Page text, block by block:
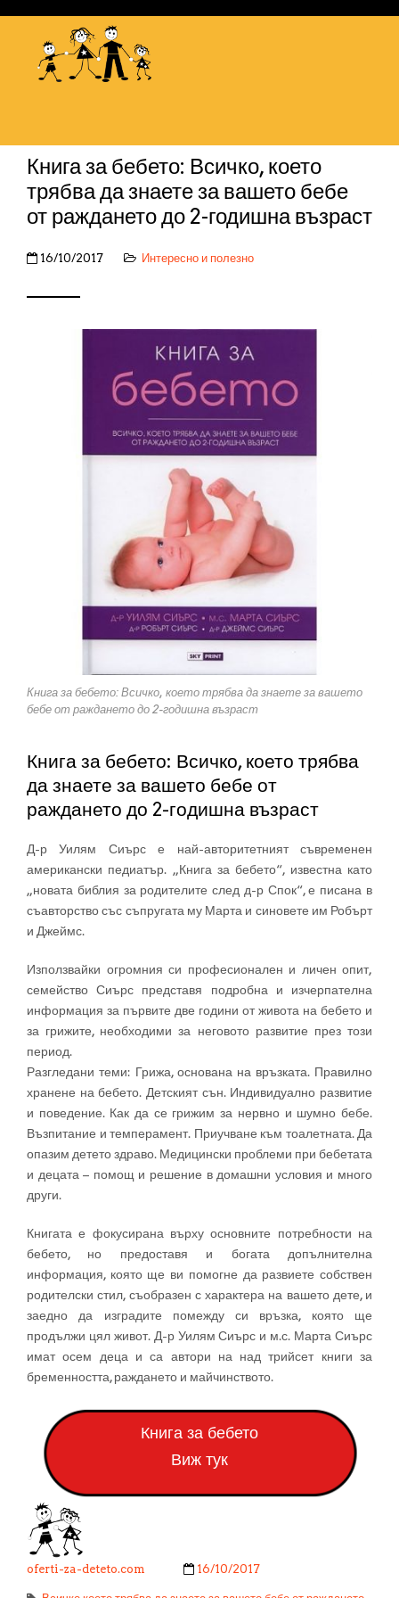
Книга за бебето: Всичко, което
трябва да знаете за вашето бебе
от раждането до 2-годишна възраст
16/10/2017 Интересно и полезно
Книга за бебето: Всичко, което трябва да знаете за вашето
бебе от раждането до 2-годишна възраст
Книга за бебето: Всичко, което трябва
да знаете за вашето бебе от
раждането до 2-годишна възраст
Д-р Уилям Сиърс е най-авторитетният съвременен
американски педиатър. „Книга за бебето“, известна като
„новата библия за родителите след д-р Спок“, е писана в
съавторство със съпругата му Марта и синовете им Робърт
и Джеймс.
Използвайки огромния си професионален и личен опит,
семейство Сиърс представя подробна и изчерпателна
информация за първите две години от живота на бебето и
за грижите, необходими за неговото развитие през този
период.
Разгледани теми: Грижа, основана на връзката. Правилно
хранене на бебето. Детският сън. Индивидуално развитие
и поведение. Как да се грижим за нервно и шумно бебе.
Възпитание и темперамент. Приучване към тоалетната. Да
опазим детето здраво. Медицински проблеми при бебетата
и децата – помощ и решение в домашни условия и много
други.
Книгата е фокусирана върху основните потребности на
бебето, но предоставя и богата допълнителна
информация, която ще ви помогне да развиете собствен
родителски стил, съобразен с характера на вашето дете, и
заедно да изградите помежду си връзка, която ще
продължи цял живот. Д-р Уилям Сиърс и м.с. Марта Сиърс
имат осем деца и са автори на над трийсет книги за
бременността, раждането и майчинството.
Книга за бебето
Виж тук
oferti-za-deteto.com 16/10/2017